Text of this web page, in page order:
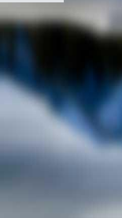
du
Canada